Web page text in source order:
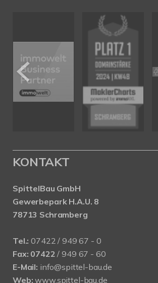
KONTAKT
SpittelBau GmbH
Gewerbepark H.A.U. 8
78713 Schramberg
Tel.: 07422 / 949 67 - 0
Fax: 07422 / 949 67 - 60
E-Mail: info@spittel-bau.de
Web: www.spittel-bau.de